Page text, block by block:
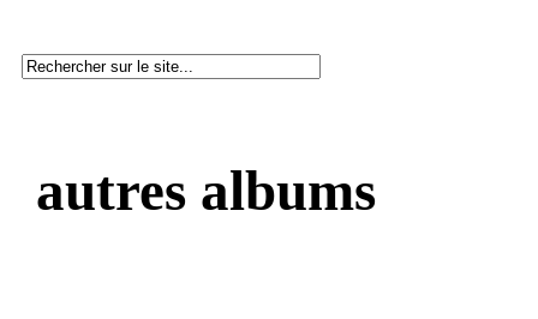
autres albums